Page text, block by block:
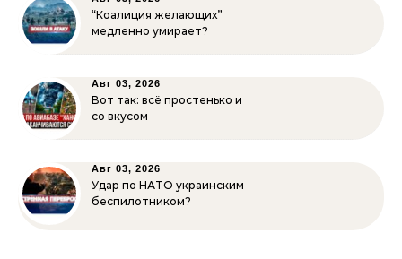
“Коалиция желающих”
медленно умирает?
Авг 03, 2026
Вот так: всё простенько и
со вкусом
Авг 03, 2026
Удар по НАТО украинским
беспилотником?